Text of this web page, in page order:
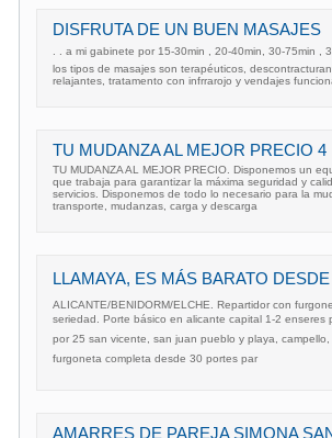
DISFRUTA DE UN BUEN MASAJES
. . a mi gabinete por 15-30min , 20-40min, 30-75min ,
los tipos de masajes son terapéuticos,
relajantes, tratamento con infrrarojo y vendajes
TU MUDANZA AL MEJOR PRECIO 4
TU MUDANZA AL MEJOR PRECIO. Disponemos un
que trabaja para garantizar la máxima seguridad y
servicios. Disponemos de todo lo necesario para la
transporte, mudanzas, carga y descarga
LLAMAYA, ES MÁS BARATO DESDE
ALICANTE/BENIDORM/ELCHE. Repartidor con
seriedad. Porte básico en alicante capital 1-2 enseres
por 25 san vicente, san juan pueblo y playa, campello,
furgoneta completa desde 30 portes par
AMARRES DE PAREJA SIMONA